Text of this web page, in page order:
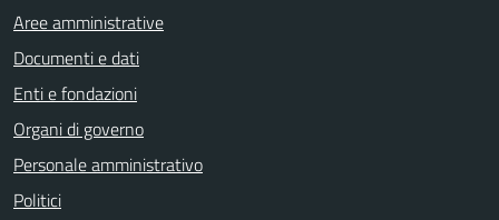
Aree amministrative
Documenti e dati
Enti e fondazioni
Organi di governo
Personale amministrativo
Politici